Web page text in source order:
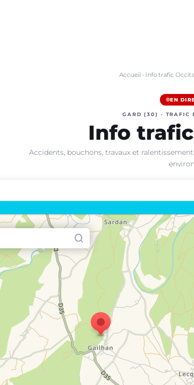
Accueil › Info trafic
EN
GARD (30) · TRAFIC
Info trafic
Accidents, bouchons, travaux et